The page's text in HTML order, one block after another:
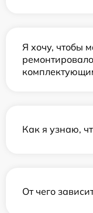
Я хочу, чтобы
Как я узнаю,
От чего